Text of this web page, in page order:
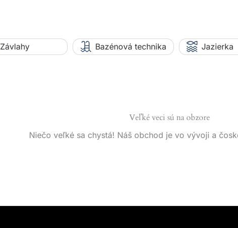
Závlahy Bazénová technika Jazierka
Veľké veci sú na obzore
Niečo veľké sa chystá! Náš obchod je vo vývoji a